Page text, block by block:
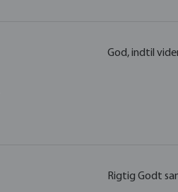
God, indtil
Rigtig Godt